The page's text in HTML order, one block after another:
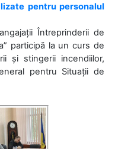
pentru personalul
Întreprinderii de
participă la un curs de
și stingerii incendiilor,
pentru Situații de